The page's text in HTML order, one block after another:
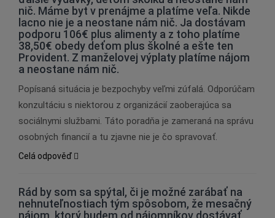
nič. Máme byt v prenájme a platíme veľa. Nikde
lacno nie je a neostane nám nič. Ja dostávam
podporu 106€ plus alimenty a z toho platíme
38,50€ obedy deťom plus školné a ešte ten
Provident. Z manželovej výplaty platíme nájom
a neostane nám nič.
Popísaná situácia je bezpochyby veľmi zúfalá. Odporúčam
konzultáciu s niektorou z organizácií zaoberajúca sa
sociálnymi službami. Táto poradňa je zameraná na správu
osobných financií a tu zjavne nie je čo spravovať.
Celá odpověď
Rád by som sa spýtal, či je možné zarábať na
nehnuteľnostiach tým spôsobom, že mesačný
nájom, ktorý budem od nájomníkov dostávať,